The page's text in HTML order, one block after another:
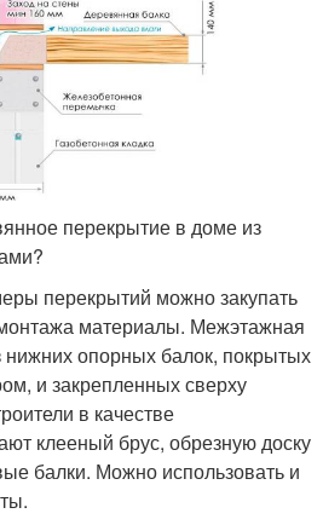
перекрытие в доме из
перекрытий можно закупать
материалы. Межэтажная
нижних опорных балок, покрытых
и закрепленных сверху
в качестве
клееный брус, обрезную доску
балки. Можно использовать и